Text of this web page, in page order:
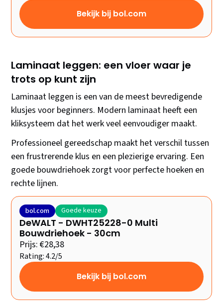
Bekijk bij bol.com
Laminaat leggen: een vloer waar je
trots op kunt zijn
Laminaat leggen is een van de meest bevredigende
klusjes voor beginners. Modern laminaat heeft een
kliksysteem dat het werk veel eenvoudiger maakt.
Professioneel gereedschap maakt het verschil tussen
een frustrerende klus en een plezierige ervaring. Een
goede bouwdriehoek zorgt voor perfecte hoeken en
rechte lijnen.
bol.com Goede keuze
DeWALT - DWHT25228-0 Multi
Bouwdriehoek - 30cm
Prijs: €28,38
Rating: 4.2/5
Bekijk bij bol.com